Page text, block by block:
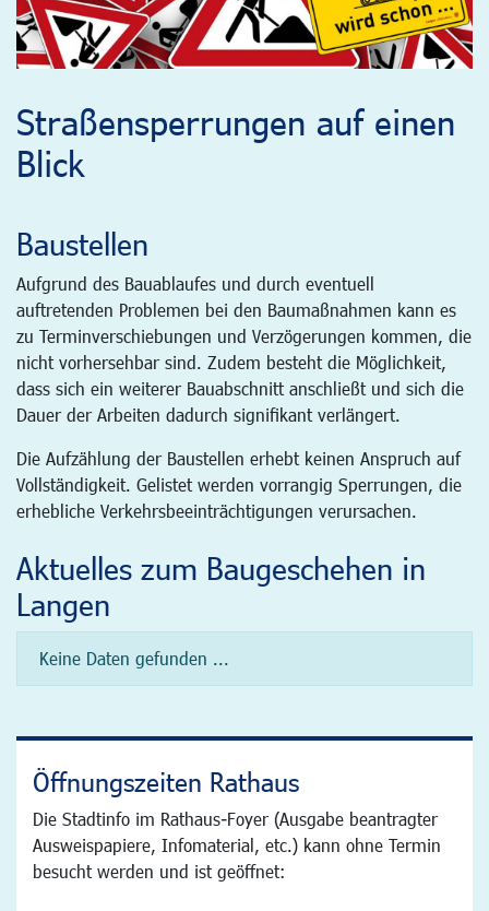
Straßensperrungen auf einen
Blick
Baustellen
Aufgrund des Bauablaufes und durch eventuell
auftretenden Problemen bei den Baumaßnahmen kann es
zu Terminverschiebungen und Verzögerungen kommen, die
nicht vorhersehbar sind. Zudem besteht die Möglichkeit,
dass sich ein weiterer Bauabschnitt anschließt und sich die
Dauer der Arbeiten dadurch signifikant verlängert.
Die Aufzählung der Baustellen erhebt keinen Anspruch auf
Vollständigkeit. Gelistet werden vorrangig Sperrungen, die
erhebliche Verkehrsbeeinträchtigungen verursachen.
Aktuelles zum Baugeschehen in
Langen
Keine Daten gefunden ...
Öffnungszeiten Rathaus
Die Stadtinfo im Rathaus-Foyer (Ausgabe beantragter
Ausweispapiere, Infomaterial, etc.) kann ohne Termin
besucht werden und ist geöffnet: